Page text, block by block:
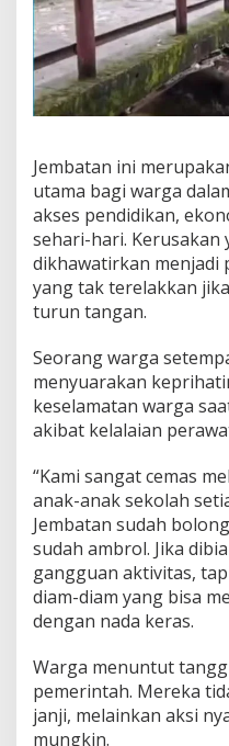
Jembatan ini
utama bagi warga
akses pendidikan,
sehari-hari.
dikhawatirkan menjadi
yang tak terelakkan
turun tangan.
Seorang warga
menyuarakan
keselamatan warga
akibat kelalaian
“Kami sangat cemas
anak-anak sekolah
Jembatan sudah
sudah ambrol. Jika
gangguan aktivitas,
diam-diam yang bisa
dengan nada keras.
Warga menuntut
pemerintah. Mereka
janji, melainkan aksi
mungkin.